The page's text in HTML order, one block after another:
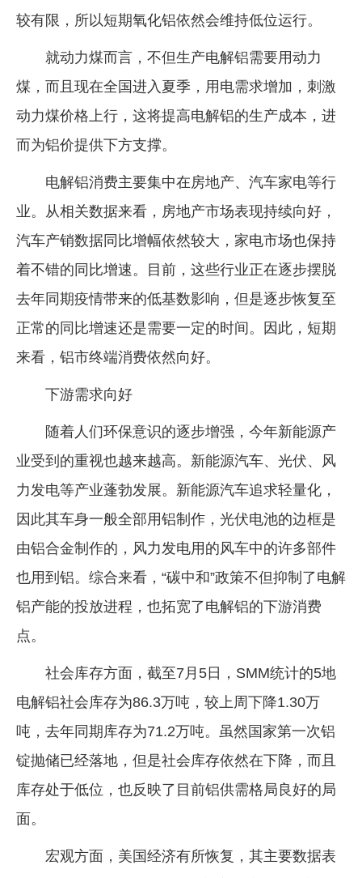
较有限，所以短期氧化铝依然会维持低位运行。
就动力煤而言，不但生产电解铝需要用动力
煤，而且现在全国进入夏季，用电需求增加，刺激
动力煤价格上行，这将提高电解铝的生产成本，进
而为铝价提供下方支撑。
电解铝消费主要集中在房地产、汽车家电等行
业。从相关数据来看，房地产市场表现持续向好，
汽车产销数据同比增幅依然较大，家电市场也保持
着不错的同比增速。目前，这些行业正在逐步摆脱
去年同期疫情带来的低基数影响，但是逐步恢复至
正常的同比增速还是需要一定的时间。因此，短期
来看，铝市终端消费依然向好。
下游需求向好
随着人们环保意识的逐步增强，今年新能源产
业受到的重视也越来越高。新能源汽车、光伏、风
力发电等产业蓬勃发展。新能源汽车追求轻量化，
因此其车身一般全部用铝制作，光伏电池的边框是
由铝合金制作的，风力发电用的风车中的许多部件
也用到铝。综合来看，“碳中和”政策不但抑制了电解
铝产能的投放进程，也拓宽了电解铝的下游消费
点。
社会库存方面，截至7月5日，SMM统计的5地
电解铝社会库存为86.3万吨，较上周下降1.30万
吨，去年同期库存为71.2万吨。虽然国家第一次铝
锭抛储已经落地，但是社会库存依然在下降，而且
库存处于低位，也反映了目前铝供需格局良好的局
面。
宏观方面，美国经济有所恢复，其主要数据表